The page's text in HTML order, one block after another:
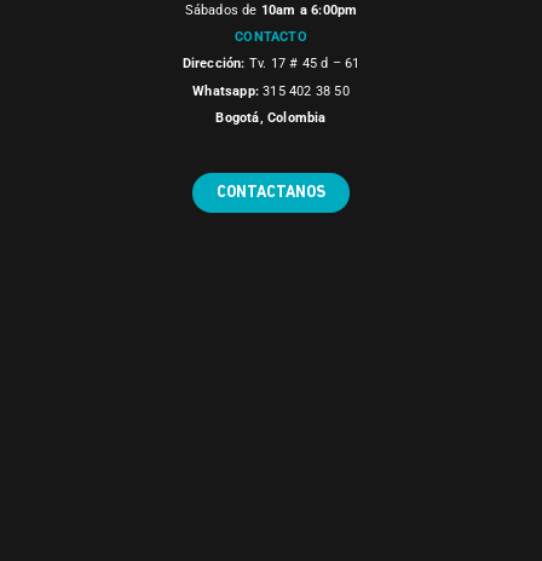
Sábados de 10am a 6:00pm
CONTACTO
Dirección: Tv. 17 # 45 d – 61
Whatsapp:315 402 38 50
Bogotá, Colombia
CONTACTANOS